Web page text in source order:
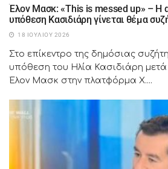
Έλον Μασκ: «This is messed up» – Η
υπόθεση Κασιδιάρη γίνεται θέμα
18 ΙΟΥΛΊΟΥ 2026
Στο επίκεντρο της δημόσιας
υπόθεση του Ηλία Κασιδιάρη
Έλον Μασκ στην πλατφόρμα X....